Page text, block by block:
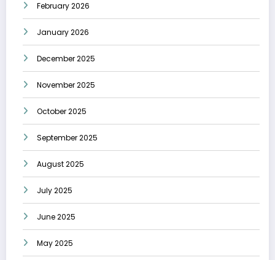
February 2026
January 2026
December 2025
November 2025
October 2025
September 2025
August 2025
July 2025
June 2025
May 2025